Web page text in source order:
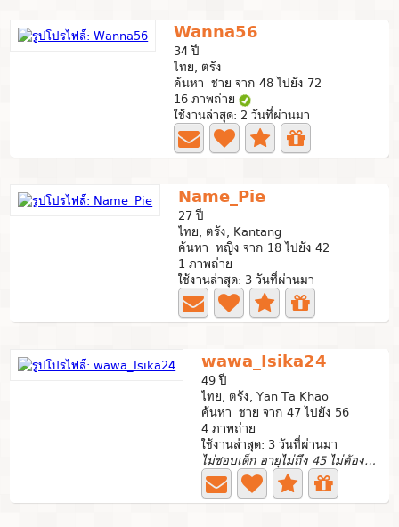
Wanna56
34 ปี
ไทย, ตรัง
ค้นหา ชาย จาก 48 ไปยัง 72
16 ภาพถ่าย
ใช้งานล่าสุด: 2 วันที่ผ่านมา
Name_Pie
27 ปี
ไทย, ตรัง, Kantang
ค้นหา หญิง จาก 18 ไปยัง 42
1 ภาพถ่าย
ใช้งานล่าสุด: 3 วันที่ผ่านมา
wawa_Isika24
49 ปี
ไทย, ตรัง, Yan Ta Khao
ค้นหา ชาย จาก 47 ไปยัง 56
4 ภาพถ่าย
ใช้งานล่าสุด: 3 วันที่ผ่านมา
ไม่ชอบเด็ก อายุไม่ถึง 45 ไม่ต้องทักมานะจ๊ะ